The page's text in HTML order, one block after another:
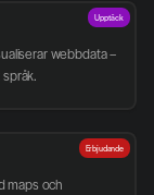
webbdata –
Upptäck
maps och
Erbjudande